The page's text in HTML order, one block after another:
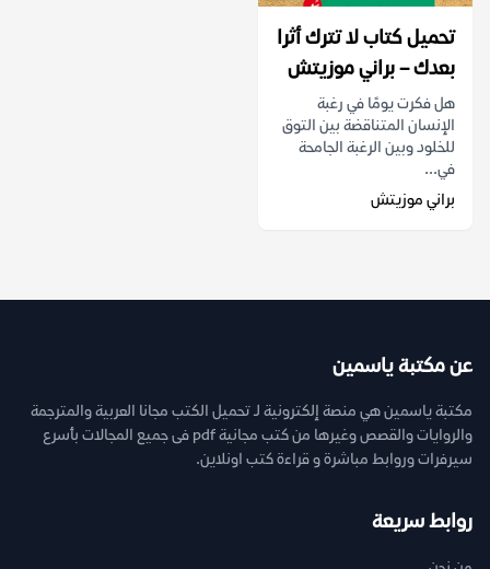
تحميل كتاب لا تترك أثرا
بعدك – براني موزيتش
هل فكرت يومًا في رغبة
الإنسان المتناقضة بين التوق
للخلود وبين الرغبة الجامحة
في...
براني موزيتش
عن مكتبة ياسمين
مكتبة ياسمين هي منصة إلكترونية لـ تحميل الكتب مجانا العربية والمترجمة
والروايات والقصص وغيرها من كتب مجانية pdf فى جميع المجالات بأسرع
سيرفرات وروابط مباشرة و قراءة كتب اونلاين.
روابط سريعة